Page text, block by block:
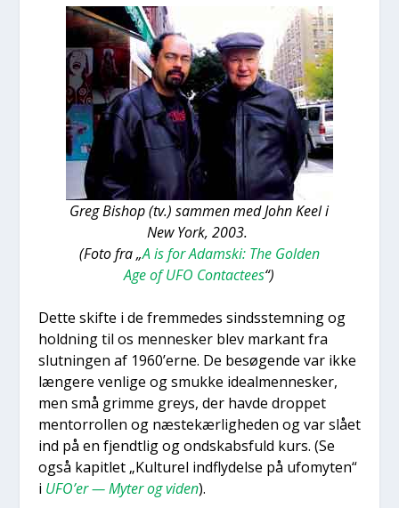
Greg Bis­hop (tv.) sam­men med John Keel i
New York, 2003.
(Foto fra „A is for Adam­ski: The Gol­den
Age of UFO Con­ta­cte­es“)
Det­te skif­te i de frem­me­des sinds­stem­ning og
hold­ning til os men­ne­sker blev mar­kant fra
slut­nin­gen af 1960’erne. De besø­gen­de var ikke
læn­ge­re ven­li­ge og smuk­ke ide­al­men­ne­sker,
men små grim­me greys, der hav­de drop­pet
men­tor­rol­len og næstekær­lig­he­den og var slå­et
ind på en fjendt­lig og ond­skabs­fuld kurs. (Se
også kapit­let „Kul­tu­rel ind­fly­del­se på ufo­myten“
i UFO’er — Myter og viden).